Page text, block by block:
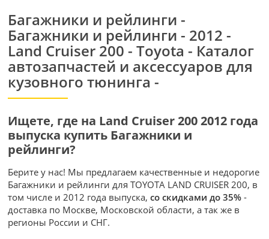
Багажники и рейлинги -
Багажники и рейлинги - 2012 -
Land Cruiser 200 - Toyota - Каталог
автозапчастей и аксессуаров для
кузовного тюнинга -
Ищете, где на Land Cruiser 200 2012 года
выпуска купить Багажники и
рейлинги?
Берите у нас! Мы предлагаем качественные и недорогие
Багажники и рейлинги для TOYOTA LAND CRUISER 200, в
том числе и 2012 года выпуска,со скидками до 35% -
доставка по Москве, Московской области, а так же в
регионы России и СНГ.